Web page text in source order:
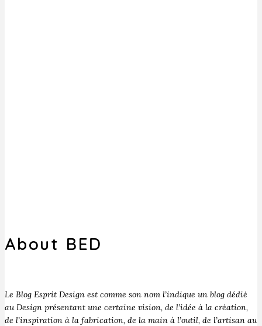
About BED
Le Blog Esprit Design est comme son nom l’indique un blog dédié
au Design présentant une certaine vision, de l’idée à la création,
de l’inspiration à la fabrication, de la main à l’outil, de l’artisan au